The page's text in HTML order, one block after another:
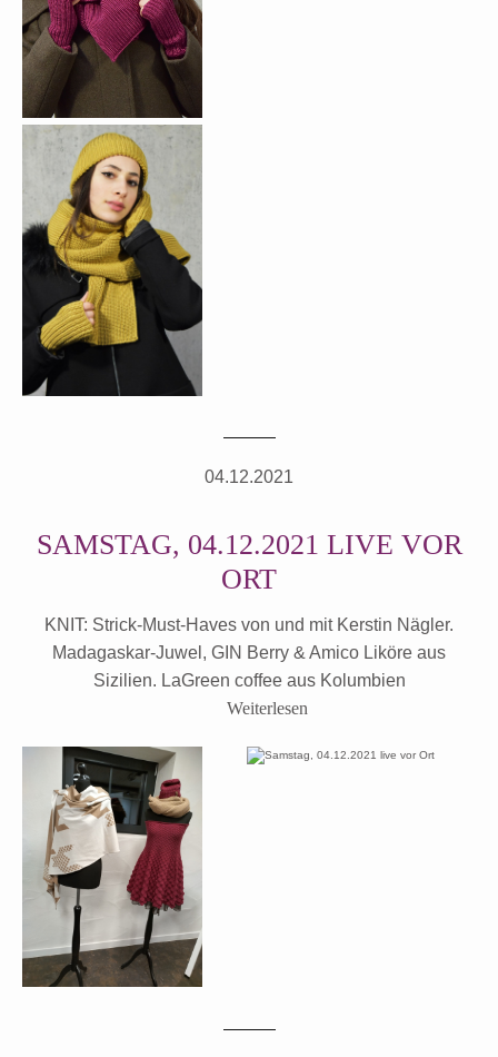
04.12.2021
SAMSTAG, 04.12.2021 LIVE VOR
ORT
KNIT: Strick-Must-Haves von und mit Kerstin Nägler.
Madagaskar-Juwel, GIN Berry & Amico Liköre aus
Sizilien. LaGreen coffee aus Kolumbien
Weiterlesen